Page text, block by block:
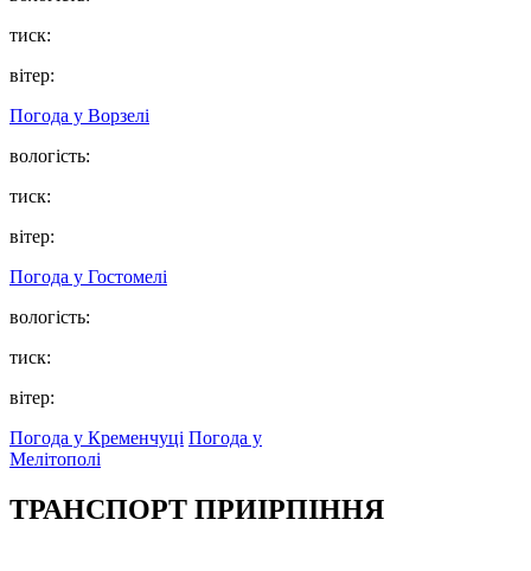
тиск:
вітер:
Погода у Ворзелі
вологість:
тиск:
вітер:
Погода у Гостомелі
вологість:
тиск:
вітер:
Погода у Кременчуці Погода у
Мелітополі
ТРАНСПОРТ ПРИІРПІННЯ